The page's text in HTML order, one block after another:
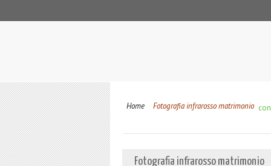
Home Fotografia infrarosso matrimonio
Fotografia infrarosso matrimonio